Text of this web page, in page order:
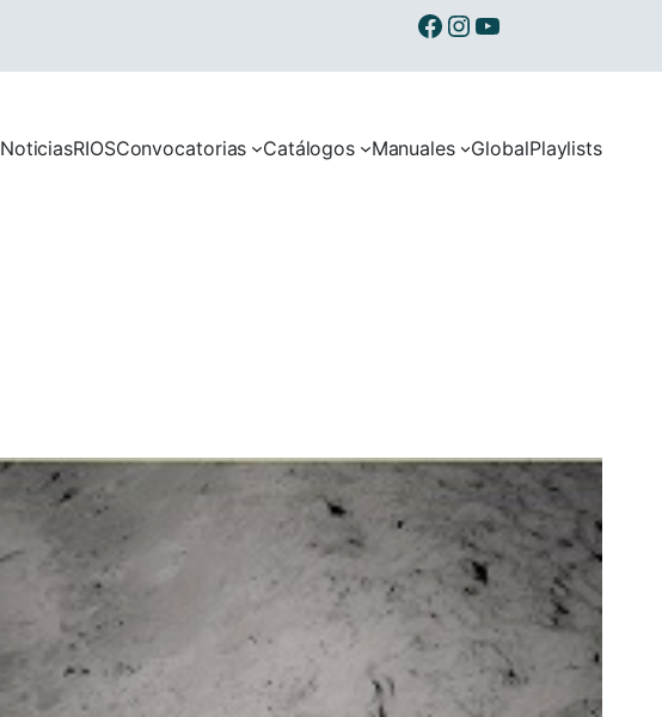
NoticiasRIOSConvocatorias Catálogos Manuales GlobalPlaylists
Ibermusicas en Facebook
Ibermusicas en Instagram
Ibermusicas en Youtube